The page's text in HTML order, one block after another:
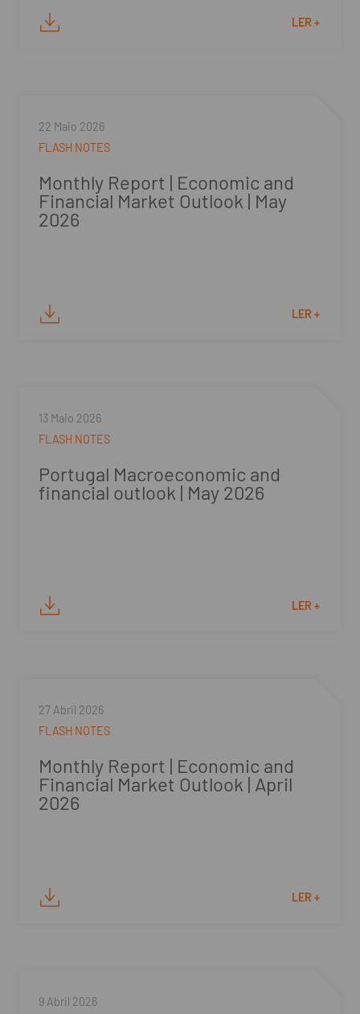
LER +
22 Maio 2026
FLASH NOTES
Monthly Report | Economic and
Financial Market Outlook | May
2026
LER +
13 Maio 2026
FLASH NOTES
Portugal Macroeconomic and
financial outlook | May 2026
LER +
27 Abril 2026
FLASH NOTES
Monthly Report | Economic and
Financial Market Outlook | April
2026
LER +
9 Abril 2026